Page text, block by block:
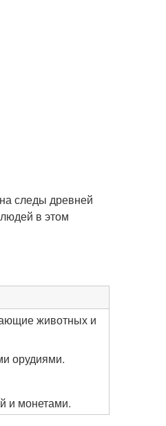
следы древней
в этом
животных и
орудиями.
и монетами.